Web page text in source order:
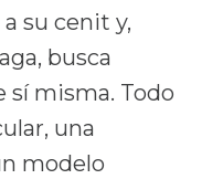
su cenit y,
busca
sí misma. Todo
una
modelo